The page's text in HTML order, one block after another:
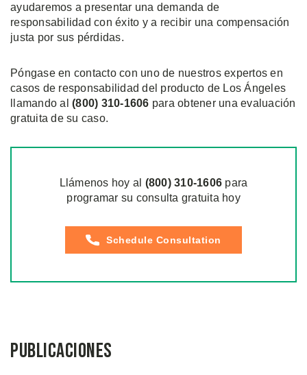
ayudaremos a presentar una demanda de
responsabilidad con éxito y a recibir una compensación
justa por sus pérdidas.
Póngase en contacto con uno de nuestros expertos en
casos de responsabilidad del producto de Los Ángeles
llamando al (800) 310-1606 para obtener una evaluación
gratuita de su caso.
Llámenos hoy al (800)310-1606 para
programar su consulta gratuita hoy
Schedule Consultation
Publicaciones